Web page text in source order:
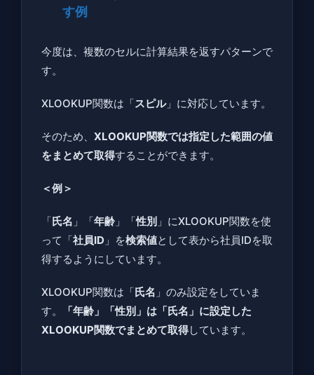
す例
今度は、複数のセルに計算結果を返すパターンで
す。
XLOOKUP関数は「スピル」に対応しています。
そのため、 XLOOKUP関数では指定した範囲の値
をまとめて取得することができます。
＜例＞
「氏名 」「年齢 」「性別 」にXLOOKUP関数を使
って「社員ID 」を検索値として表から社員IDを取
得するようにしています。
XLOOKUP関数は「氏名 」のみ設定をしていま
す。
「年齢」「性別」は「氏名」に設定した
XLOOKUP関数でまとめて取得しています。